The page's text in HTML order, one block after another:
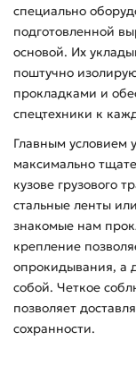
специально
подготовленной
основой. Их
поштучно
прокладками и
спецтехники к
Главным условием
максимально
кузове грузового
стальные ленты
знакомые нам
крепление
опрокидывания, а
собой. Четкое
позволяет
сохранности.